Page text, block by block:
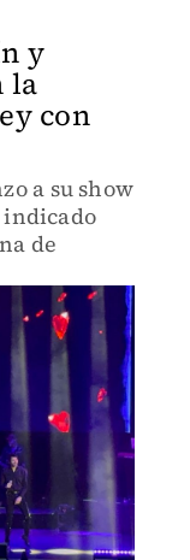
y
la
con
a su show
indicado
de